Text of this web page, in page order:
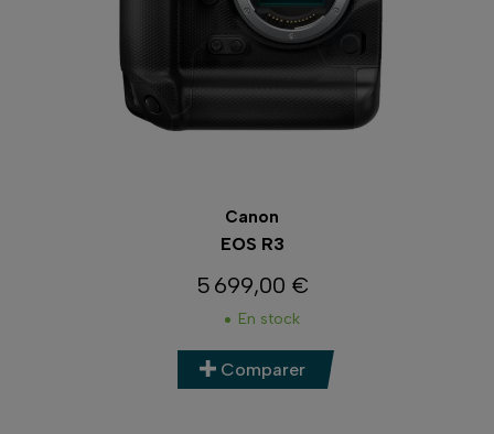
Canon
EOS R3
Prix
5 699,00 €
En stock
Comparer